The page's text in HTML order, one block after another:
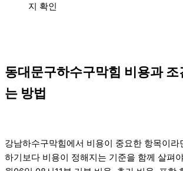
지 확인
동대문구하수구막힘 비용과
는 방법
강남하수구막힘에서 비용이 중요한 항목이라
하기보다 비용이 정해지는 기준을 함께 살펴